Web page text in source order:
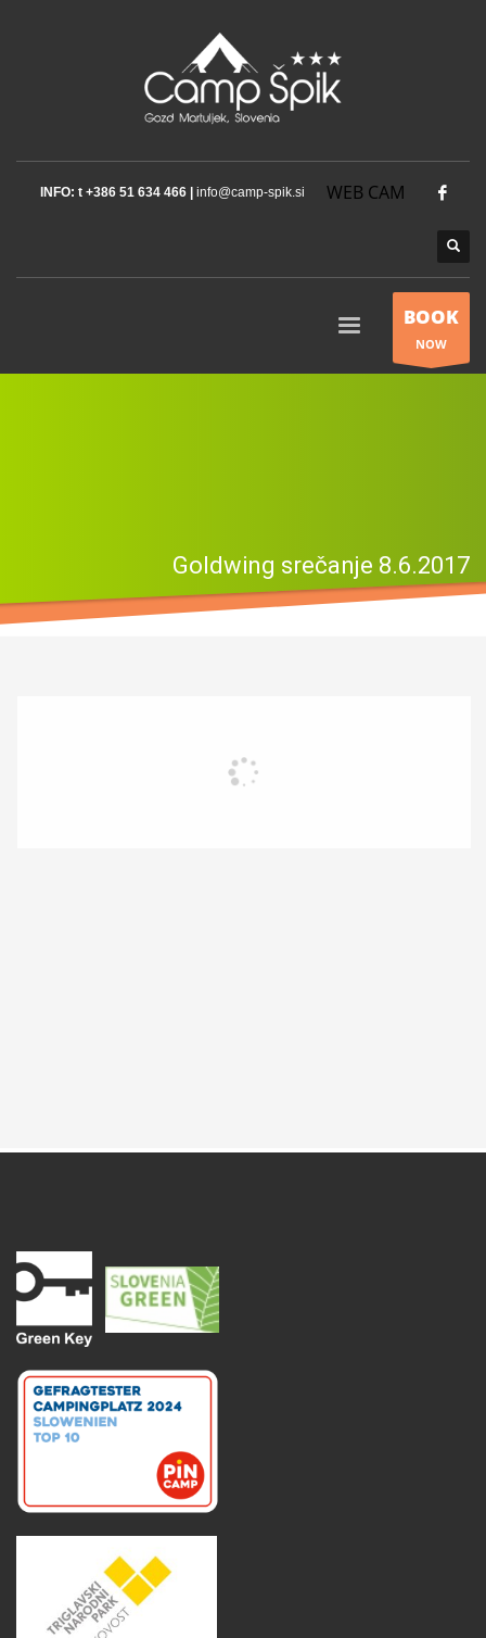
INFO: t +386 51 634 466 | info@camp-spik.si WEB CAM
BOOK
NOW
Goldwing srečanje 8.6.2017